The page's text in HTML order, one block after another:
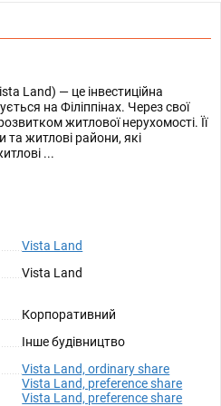
Land) — це інвестиційна
на Філіппінах. Через свої
житлової нерухомості. Її
житлові райони, які
...
Vista Land
Vista Land
Корпоративний
Інше будівництво
Vista Land, ordinary share
Vista Land, preference share
Vista Land, preference share